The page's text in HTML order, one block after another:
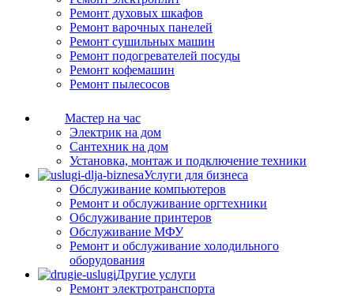
Ремонт духовых шкафов
Ремонт варочных панелей
Ремонт сушильных машин
Ремонт подогревателей посуды
Ремонт кофемашин
Ремонт пылесосов
Мастер на час
Электрик на дом
Сантехник на дом
Установка, монтаж и подключение техники
Услуги для бизнеса
Обслуживание компьютеров
Ремонт и обслуживание оргтехники
Обслуживание принтеров
Обслуживание МФУ
Ремонт и обслуживание холодильного
оборудования
Другие услуги
Ремонт электротранспорта